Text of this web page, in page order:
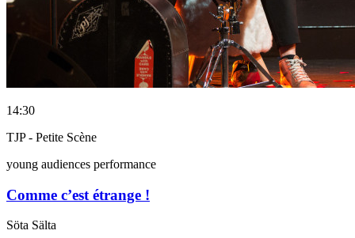
14:30
TJP - Petite Scène
young audiences performance
Comme c’est étrange !
Söta Sälta